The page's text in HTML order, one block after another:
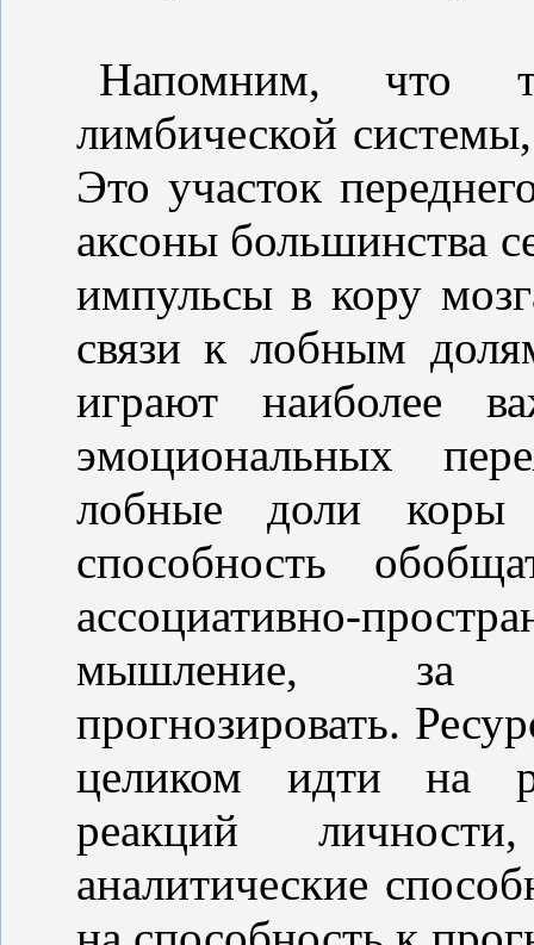
Напомним, что
лимбической
Это участок
аксоны большинства
импульсы в кору
связи к лобным
играют наиболее
эмоциональных
лобные доли коры
способность
ассоциативно-
мышление, за
прогнозировать.
целиком идти на
реакций
аналитические